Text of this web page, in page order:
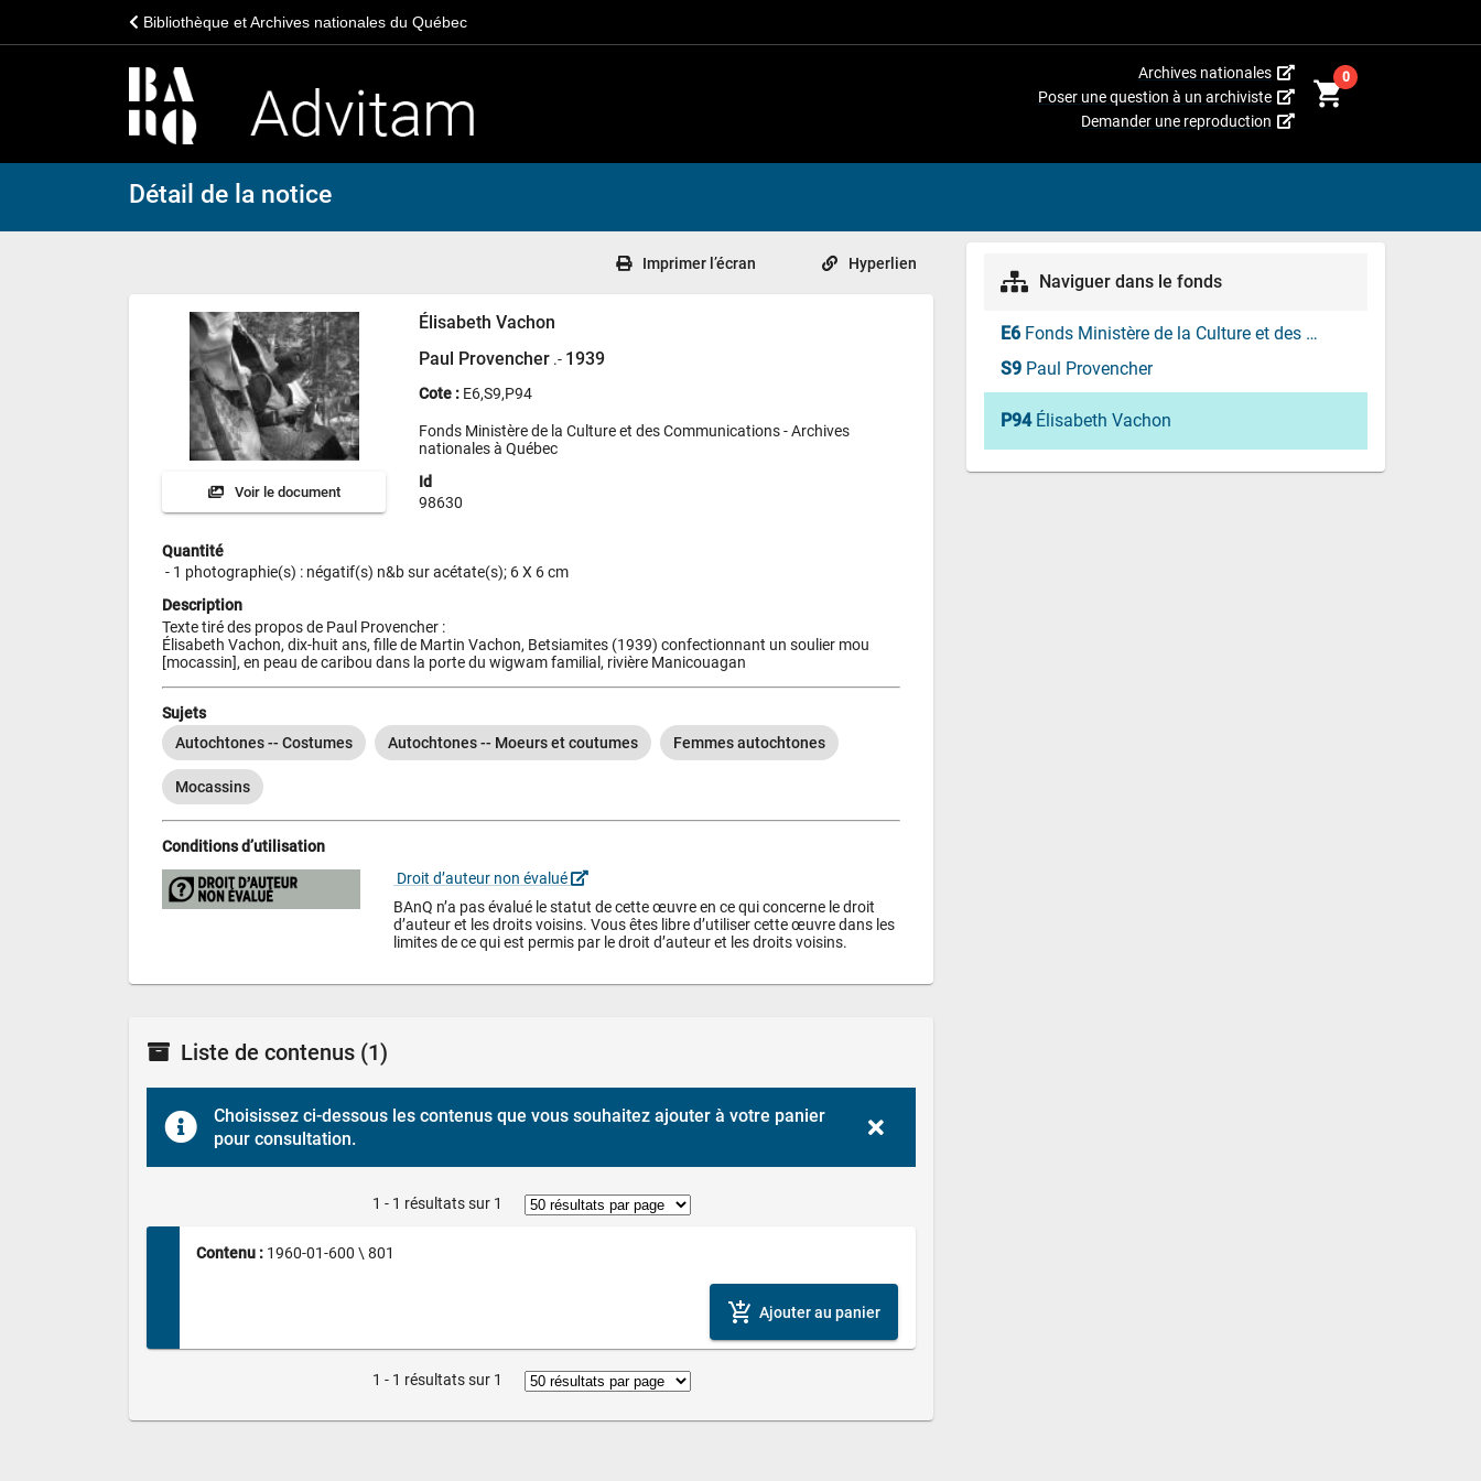
Bibliothèque et Archives nationales du Québec
Archives nationales
(Cet
hyperlien
s’ouvrira
nouvelle
Poser une question à un archiviste
(Cet
hyperlien
Demander une reproduction
(Cet
fenêtre.)
shopping_cart0
Détail de la notice
Imprimer l’écran Hyperlien
Voir le document
Élisabeth Vachon
Paul Provencher .- 1939
Cote : E6,S9,P94
Fonds Ministère de la Culture et des Communications - Archives
nationales à Québec
Id
98630
Quantité
- 1 photographie(s) : négatif(s) n&b sur acétate(s); 6 X 6 cm
Description
Texte tiré des propos de Paul Provencher :
Élisabeth Vachon, dix-huit ans, fille de Martin Vachon, Betsiamites (1939) confectionnant un soulier mou
[mocassin], en peau de caribou dans la porte du wigwam familial, rivière Manicouagan
Sujets
Autochtones -- Costumes
Autochtones -- Moeurs et coutumes Femmes autochtones
Mocassins
Conditions d’utilisation
Droit d’auteur non évalué
BAnQ n’a pas évalué le statut de cette œuvre en ce qui concerne le droit
d’auteur et les droits voisins. Vous êtes libre d’utiliser cette œuvre dans les
limites de ce qui est permis par le droit d’auteur et les droits voisins.
Liste de contenus (1)
Choisissez ci-dessous les contenus que vous souhaitez ajouter à votre panier
pour consultation.
1 - 1 résultats sur 1
Contenu : 1960-01-600 \ 801
add_shopping_cart Ajouter au panier
1 - 1 résultats sur 1
Naviguer dans le fonds
E6
Fonds Ministère de la Culture et des Communications
S9 Paul Provencher
P94 Élisabeth Vachon